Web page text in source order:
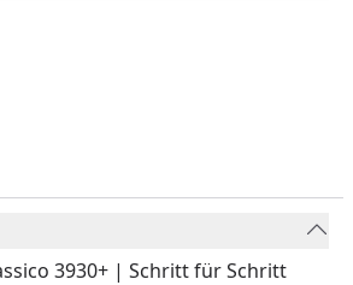
3930+ | Schritt für Schritt